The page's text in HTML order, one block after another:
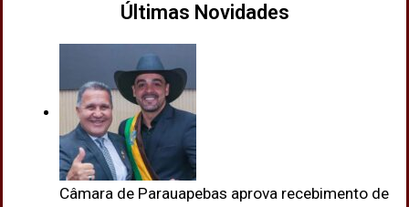
Últimas Novidades
Câmara de Parauapebas aprova recebimento de